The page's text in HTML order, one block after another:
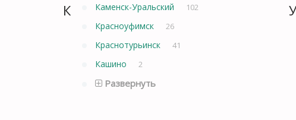
К Каменск-Уральский 102
Красноуфимск 26
Краснотурьинск 41
Кашино 2
Развернуть